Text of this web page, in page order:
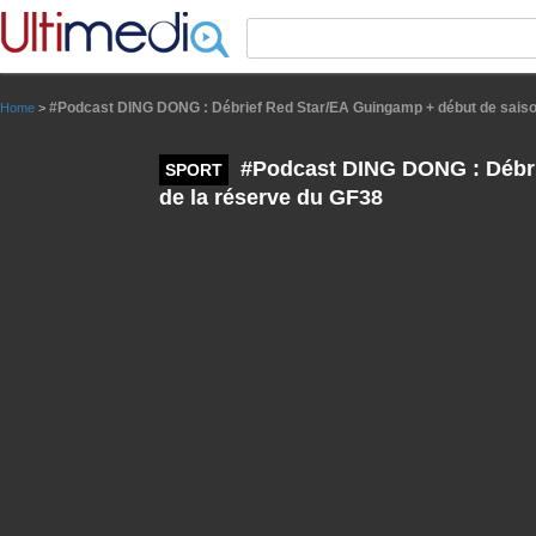
Home > #Podcast DING DONG : Débrief Red Star/EA Guingamp + début de
SPORT
#Podcast DING DONG :
de la réserve du GF38
Panneau de gestion des cookies